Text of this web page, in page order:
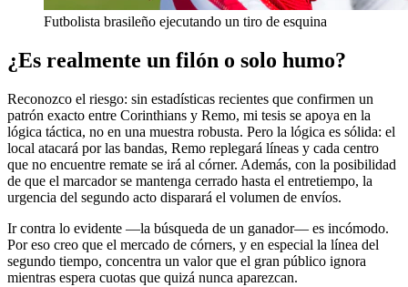
Futbolista brasileño ejecutando un tiro de esquina
¿Es realmente un filón o solo humo?
Reconozco el riesgo: sin estadísticas recientes que confirmen un
patrón exacto entre Corinthians y Remo, mi tesis se apoya en la
lógica táctica, no en una muestra robusta. Pero la lógica es sólida: el
local atacará por las bandas, Remo replegará líneas y cada centro
que no encuentre remate se irá al córner. Además, con la posibilidad
de que el marcador se mantenga cerrado hasta el entretiempo, la
urgencia del segundo acto disparará el volumen de envíos.
Ir contra lo evidente —la búsqueda de un ganador— es incómodo.
Por eso creo que el mercado de córners, y en especial la línea del
segundo tiempo, concentra un valor que el gran público ignora
mientras espera cuotas que quizá nunca aparezcan.